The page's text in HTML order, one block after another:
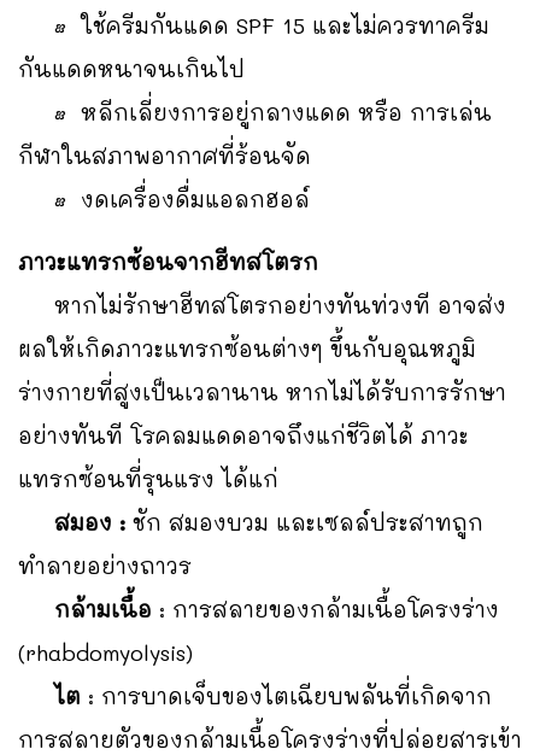
• ใช้ครีมกันแดด SPF 15 และไม่ควรทาครีม
กันแดดหนาจนเกินไป
• หลีกเลี่ยงการอยู่กลางแดด หรือ การเล่น
กีฬาในสภาพอากาศที่ร้อนจัด
• งดเครื่องดื่มแอลกฮอล์
ภาวะแทรกซ้อนจากฮีทสโตรก
หากไม่รักษาฮีทสโตรกอย่างทันท่วงที อาจส่ง
ผลให้เกิดภาวะแทรกซ้อนต่างๆ ขึ้นกับอุณหภูมิ
ร่างกายที่สูงเป็นเวลานาน หากไม่ได้รับการรักษา
อย่างทันที โรคลมแดดอาจถึงแก่ชีวิตได้ ภาวะ
แทรกซ้อนที่รุนแรง ได้แก่
สมอง : ชัก สมองบวม และเซลล์ประสาทถูก
ทำลายอย่างถาวร
กล้ามเนื้อ : การสลายของกล้ามเนื้อโครงร่าง
(rhabdomyolysis)
ไต : การบาดเจ็บของไตเฉียบพลันที่เกิดจาก
การสลายตัวของกล้ามเนื้อโครงร่างที่ปล่อยสารเข้า